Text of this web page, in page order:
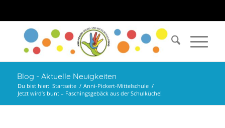
Blog - Aktuelle Neuigkeiten
Du bist hier: Startseite / Anni-Pickert-Mittelschule /
Jetzt wird’s bunt – Faschingsgebäck aus der Schulküche!